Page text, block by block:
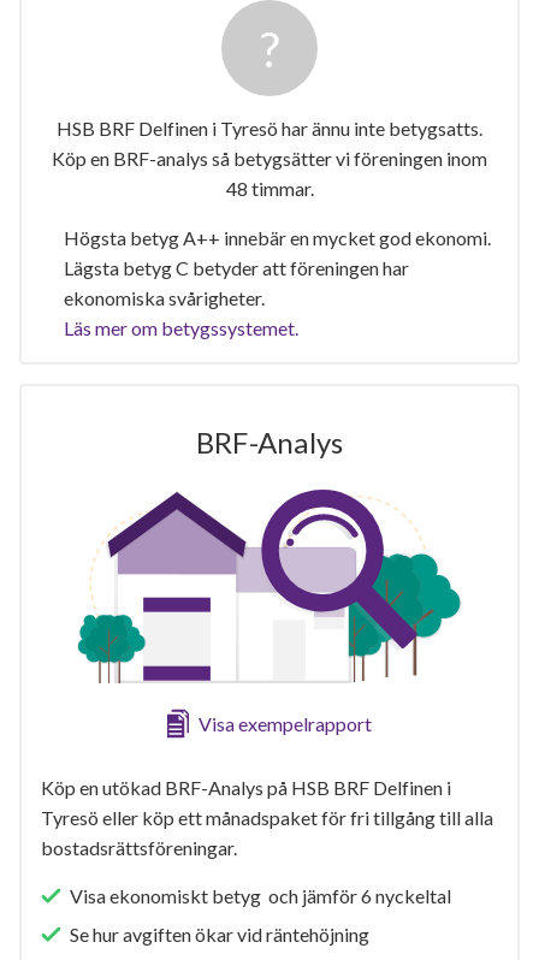
HSB BRF Delfinen i Tyresö har ännu inte betygsatts.
Köp en BRF-analys så betygsätter vi föreningen inom
48 timmar.
Högsta betyg A++ innebär en mycket god ekonomi.
Lägsta betyg C betyder att föreningen har
ekonomiska svårigheter.
Läs mer om betygssystemet.
BRF-Analys
Visa exempelrapport
Köp en utökad BRF-Analys på HSB BRF Delfinen i
Tyresö eller köp ett månadspaket för fri tillgång till alla
bostadsrättsföreningar.
Visa ekonomiskt betyg och jämför 6 nyckeltal
Se hur avgiften ökar vid räntehöjning